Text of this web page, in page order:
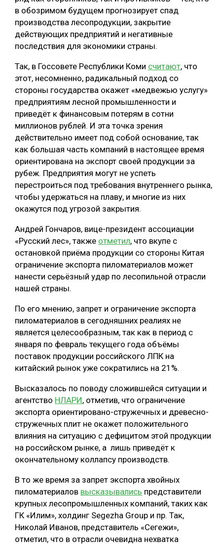
в обозримом будущем прогнозирует спад
производства лесопродукции, закрытие
действующих предприятий и негативные
последствия для экономики страны.
Так, в Госсовете Республики Коми считают, что
этот, несомненно, радикальный подход со
стороны государства окажет «медвежью услугу»
предприятиям лесной промышленности и
приведёт к финансовым потерям в сотни
миллионов рублей. И эта точка зрения
действительно имеет под собой основание, так
как большая часть компаний в настоящее время
ориентирована на экспорт своей продукции за
рубеж. Предприятия могут не успеть
перестроиться под требования внутреннего рынка,
чтобы удержаться на плаву, и многие из них
окажутся под угрозой закрытия.
Андрей Гончаров, вице-президент ассоциации
«Русский лес», также отметил, что вкупе с
остановкой приёма продукции со стороны Китая
ограничение экспорта пиломатериалов может
нанести серьёзный удар по лесопильной отрасли
нашей страны.
По его мнению, запрет и ограничение экспорта
пиломатериалов в сегодняшних реалиях не
является целесообразным, так как в период с
января по февраль текущего года объёмы
поставок продукции российского ЛПК на
китайский рынок уже сократились на 21%.
Высказалось по поводу сложившейся ситуации и
агентство НЛАРИ, отметив, что ограничение
экспорта ориентировано-стружечных и древесно-
стружечных плит не окажет положительного
влияния на ситуацию с дефицитом этой продукции
на российском рынке, а лишь приведёт к
окончательному коллапсу производств.
В то же время за запрет экспорта хвойных
пиломатериалов высказывались представители
крупных лесопромышленных компаний, таких как
ГК «Илим», холдинг Segezha Group и пр. Так,
Николай Иванов, представитель «Сегежи»,
отметил, что в отрасли очевидна нехватка